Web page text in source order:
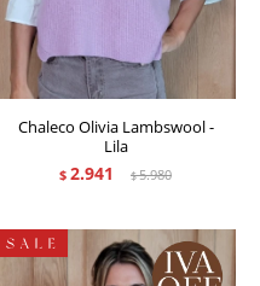
Chaleco Olivia Lambswool -
Lila
$ 2.941 $5.980